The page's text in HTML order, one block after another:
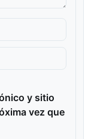
y sitio
vez que